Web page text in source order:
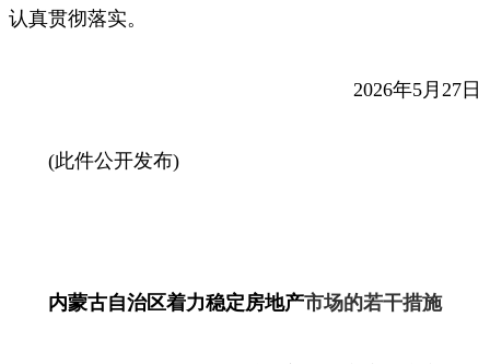
认真贯彻落实。
2026年5月27日
(此件公开发布)
内蒙古自治区着力稳定房地产市场的若干措施